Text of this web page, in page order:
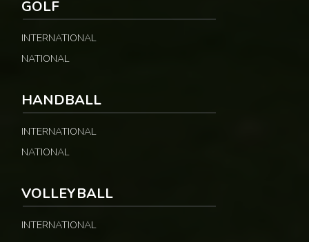
GOLF
INTERNATIONAL
NATIONAL
HANDBALL
INTERNATIONAL
NATIONAL
VOLLEYBALL
INTERNATIONAL